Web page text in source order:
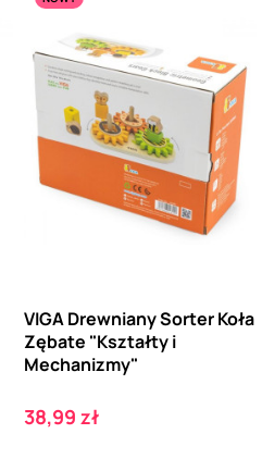
VIGA Drewniany Sorter Koła
Zębate "Kształty i
Mechanizmy"
Cena
38,99 zł